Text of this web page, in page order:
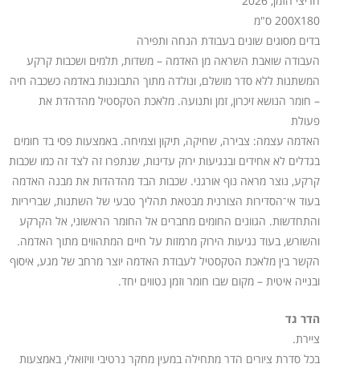
200X180 ס"מ
בדים מסוגים שונים בעבודת הנחה ותפירה
העבודה שואבת השראה מן האדמה – משדות, תלמים ושכבות קרקע
המשתנות ללא סדר מושלם, ונולדה מתוך התבוננות באדמה כשכבה חיה
– חומר הנושא זיכרון, זמן ותנועה. מלאכת הטקסטיל מהדהדת את
פעולת
האדמה עצמה: צבירה, שחיקה, תיקון וצמיחה. באמצעות פסי בד חומים
בגדלים לא אחידים ובנגיעות ירוק עדינות, שנתפרו זה לצד זה כמו שכבות
קרקע, נוצר מראה נוף אורגני. שכבות הבד מהדהדות את מבנה האדמה
בעוד אי־הסדירות הצורנית מבטאת תהליך טבעי של השתנות, שבריריות
והתחדשות. הגוונים החומים מחברים אל החומר הראשוני, אל הקרקע
והשורש, בעוד נגיעות הירוק מרמזות על חיים המתהווים מתוך האדמה.
הקשר בין מלאכת הטקסטיל לעבודת האדמה יוצר מרחב של מגע, איסוף
ובנייה איטית – מקום שבו חומר וזמן נטווים יחד.
הדר גד
ציירת.
בכל סדרת ציורים הדר מתחילה במעין מחקר נרטיבי וויזואלי, באמצעות